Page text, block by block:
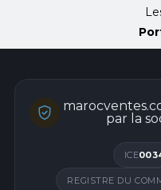
par la
ICE
REGISTRE DU